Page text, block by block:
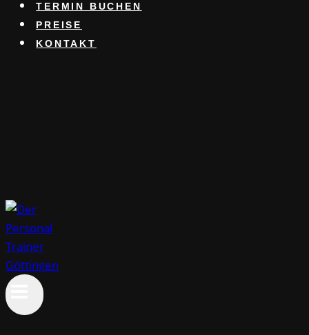
TERMIN BUCHEN
PREISE
KONTAKT